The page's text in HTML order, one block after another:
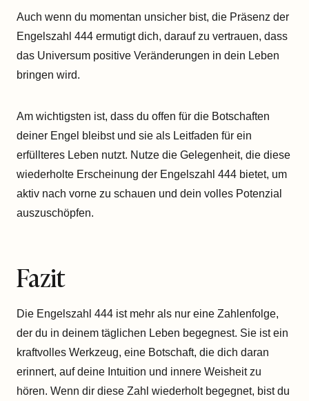
Auch wenn du momentan unsicher bist, die Präsenz der
Engelszahl 444 ermutigt dich, darauf zu vertrauen, dass
das Universum positive Veränderungen in dein Leben
bringen wird.
Am wichtigsten ist, dass du offen für die Botschaften
deiner Engel bleibst und sie als Leitfaden für ein
erfüllteres Leben nutzt. Nutze die Gelegenheit, die diese
wiederholte Erscheinung der Engelszahl 444 bietet, um
aktiv nach vorne zu schauen und dein volles Potenzial
auszuschöpfen.
Fazit
Die Engelszahl 444 ist mehr als nur eine Zahlenfolge,
der du in deinem täglichen Leben begegnest. Sie ist ein
kraftvolles Werkzeug, eine Botschaft, die dich daran
erinnert, auf deine Intuition und innere Weisheit zu
hören. Wenn dir diese Zahl wiederholt begegnet, bist du